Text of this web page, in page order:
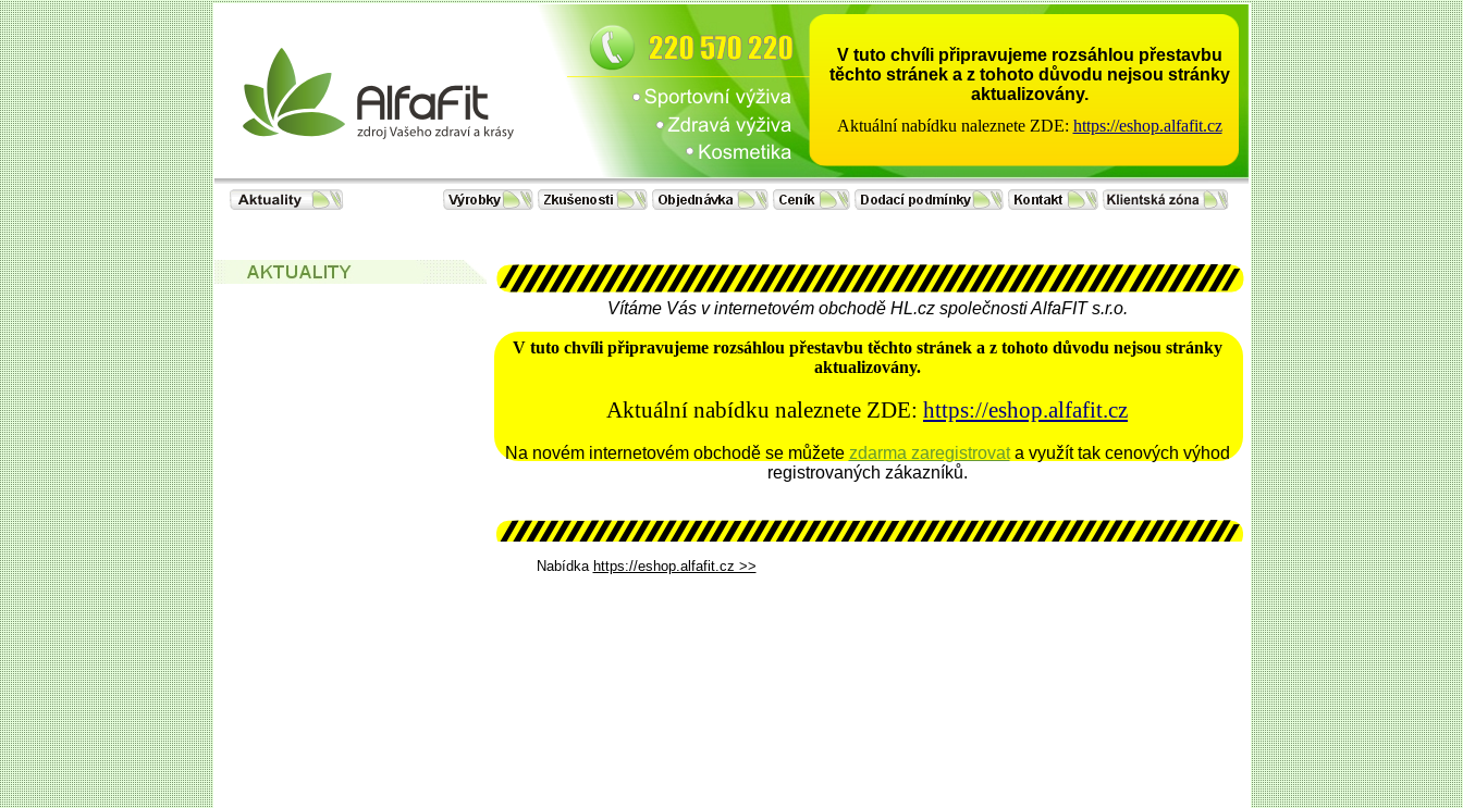
V tuto chvíli připravujeme rozsáhlou přestavbu
těchto stránek a z tohoto důvodu nejsou stránky
aktualizovány.
Aktuální nabídku naleznete ZDE: https://eshop.alfafit.cz
Vítáme Vás v internetovém obchodě HL.cz společnosti AlfaFIT s.r.o.
V tuto chvíli připravujeme rozsáhlou přestavbu těchto stránek a z tohoto důvodu nejsou stránky
aktualizovány.
Aktuální nabídku naleznete ZDE: https://eshop.alfafit.cz
Na novém internetovém obchodě se můžete zdarma zaregistrovata využít tak cenových výhod
registrovaných zákazníků.
Nabídka https://eshop.alfafit.cz >>